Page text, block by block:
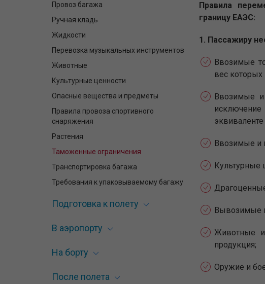
Провоз багажа
Ручная кладь
Жидкости
Перевозка музыкальных инструментов
Животные
Культурные ценности
Опасные вещества и предметы
Правила провоза спортивного
снаряжения
Растения
Таможенные ограничения
Транспортировка багажа
Требования к упаковываемому багажу
Подготовка к полету
В аэропорту
На борту
После полета
Правила
границу ЕАЭС:
1. Пассажиру
Ввозимые
вес
Ввозимые и
Ввозимые и
Культурные
Вывозимые
Животные и
продукция;
Оружие и